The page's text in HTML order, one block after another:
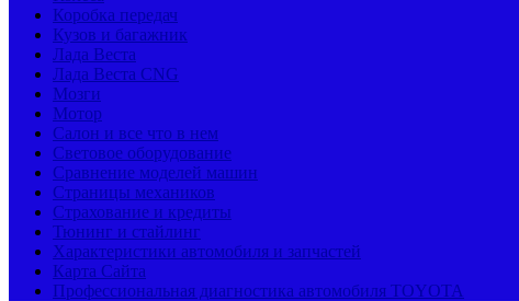
Коробка передач
Кузов и багажник
Лада Веста
Лада Веста CNG
Мозги
Мотор
Салон и все что в нем
Световое оборудование
Сравнение моделей машин
Страницы механиков
Страхование и кредиты
Тюнинг и стайлинг
Характеристики автомобиля и запчастей
Карта Сайта
Профессиональная диагностика автомобиля TOYOTA